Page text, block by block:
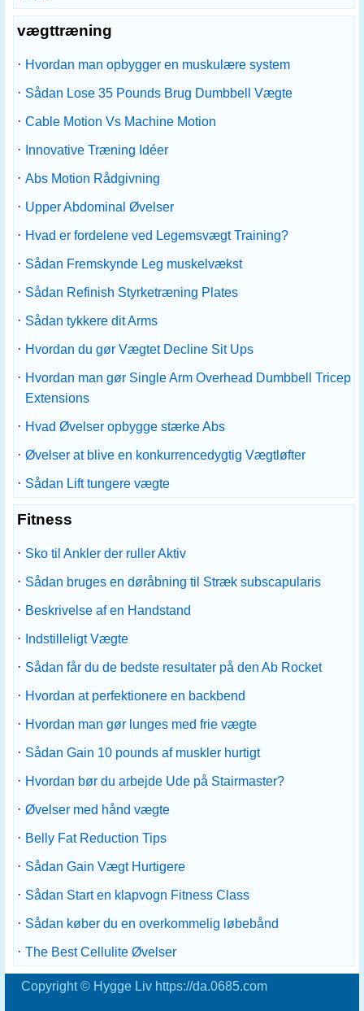
vægttræning
· Hvordan man opbygger en muskulære system
· Sådan Lose 35 Pounds Brug Dumbbell Vægte
· Cable Motion Vs Machine Motion
·
Innovative Træning Idéer
· Abs Motion Rådgivning
· Upper Abdominal Øvelser
· Hvad er fordelene ved Legemsvægt Training?
· Sådan Fremskynde Leg muskelvækst
· Sådan Refinish Styrketræning Plates
· Sådan tykkere dit Arms
· Hvordan du gør Vægtet Decline Sit Ups
· Hvordan man gør Single Arm Overhead Dumbbell Tricep
Extensions
· Hvad Øvelser opbygge stærke Abs
· Øvelser at blive en konkurrencedygtig Vægtløfter
· Sådan Lift tungere vægte
Fitness
· Sko til Ankler der ruller Aktiv
· Sådan bruges en døråbning til Stræk subscapularis
· Beskrivelse af en Handstand
·
Indstilleligt Vægte
· Sådan får du de bedste resultater på den Ab Rocket
· Hvordan at perfektionere en backbend
· Hvordan man gør lunges med frie vægte
· Sådan Gain 10 pounds af muskler hurtigt
· Hvordan bør du arbejde Ude på Stairmaster?
· Øvelser med hånd vægte
· Belly Fat Reduction Tips
· Sådan Gain Vægt Hurtigere
· Sådan Start en klapvogn Fitness Class
· Sådan køber du en overkommelig løbebånd
· The Best Cellulite Øvelser
Copyright © Hygge Liv https://da.0685.com